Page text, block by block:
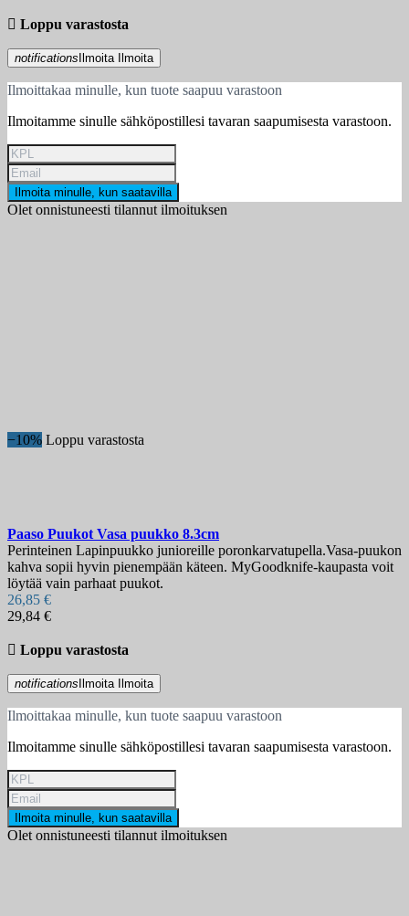
 Loppu varastosta
notifications Ilmoita Ilmoita
Ilmoittakaa minulle, kun tuote saapuu varastoon
Ilmoitamme sinulle sähköpostillesi tavaran saapumisesta varastoon.
Ilmoita minulle, kun saatavilla
Olet onnistuneesti tilannut ilmoituksen
−10% Loppu varastosta
Paaso Puukot Vasa puukko 8.3cm
Perinteinen Lapinpuukko junioreille poronkarvatupella.Vasa-puukon
kahva sopii hyvin pienempään käteen. MyGoodknife-kaupasta voit
löytää vain parhaat puukot.
26,85 €
29,84 €
 Loppu varastosta
notifications Ilmoita Ilmoita
Ilmoittakaa minulle, kun tuote saapuu varastoon
Ilmoitamme sinulle sähköpostillesi tavaran saapumisesta varastoon.
Ilmoita minulle, kun saatavilla
Olet onnistuneesti tilannut ilmoituksen